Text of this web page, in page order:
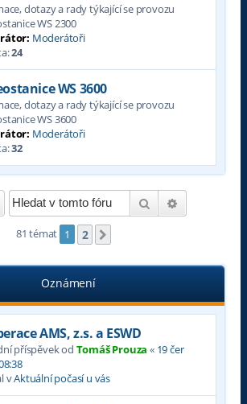
dotazy a rady týkající se provozu
WS 2300
Moderátoři
24
WS 3600
dotazy a rady týkající se provozu
WS 3600
Moderátoři
32
Hledat
81 témat 1 2
Oznámení
AMS, z.s. a ESWD
příspěvek od Tomáš Prouza « 19 čer
vAktuální počasí u vás